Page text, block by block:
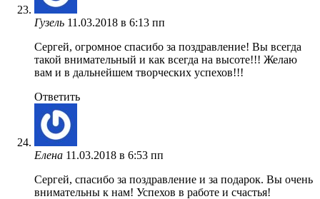
Гузель 11.03.2018 в 6:13 пп
Сергей, огромное спасибо за поздравление! Вы всегда
такой внимательный и как всегда на высоте!!! Желаю
вам и в дальнейшем творческих успехов!!!
Ответить
Елена 11.03.2018 в 6:53 пп
Сергей, спасибо за поздравление и за подарок. Вы очень
внимательны к нам! Успехов в работе и счастья!